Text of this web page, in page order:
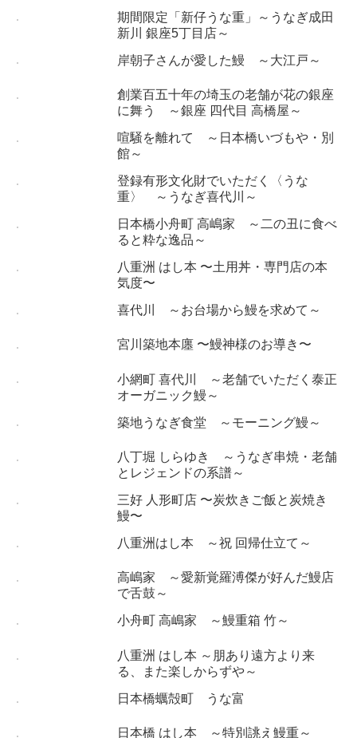
期間限定「新仔うな重」～うなぎ成田
新川 銀座5丁目店～
岸朝子さんが愛した鰻 ～大江戸～
創業百五十年の埼玉の老舗が花の銀座
に舞う ～銀座 四代目 高橋屋～
喧騒を離れて ～日本橋いづもや・別
館～
登録有形文化財でいただく〈うな
重〉 ～うなぎ喜代川～
日本橋小舟町 高嶋家 ～二の丑に食べ
ると粋な逸品～
八重洲 はし本 〜土用丼・専門店の本
気度〜
喜代川 ～お台場から鰻を求めて～
宮川築地本廛 〜鰻神様のお導き〜
小網町 喜代川 ～老舗でいただく泰正
オーガニック鰻～
築地うなぎ食堂 ～モーニング鰻～
八丁堀 しらゆき ～うなぎ串焼・老舗
とレジェンドの系譜～
三好 人形町店 〜炭炊きご飯と炭焼き
鰻〜
八重洲はし本 ～祝 回帰仕立て～
高嶋家 ～愛新覚羅溥傑が好んだ鰻店
で舌鼓～
小舟町 高嶋家 ～鰻重箱 竹～
八重洲 はし本 ～朋あり遠方より来
る、また楽しからずや～
日本橋蠣殻町 うな富
日本橋 はし本 ～特別誂え鰻重～